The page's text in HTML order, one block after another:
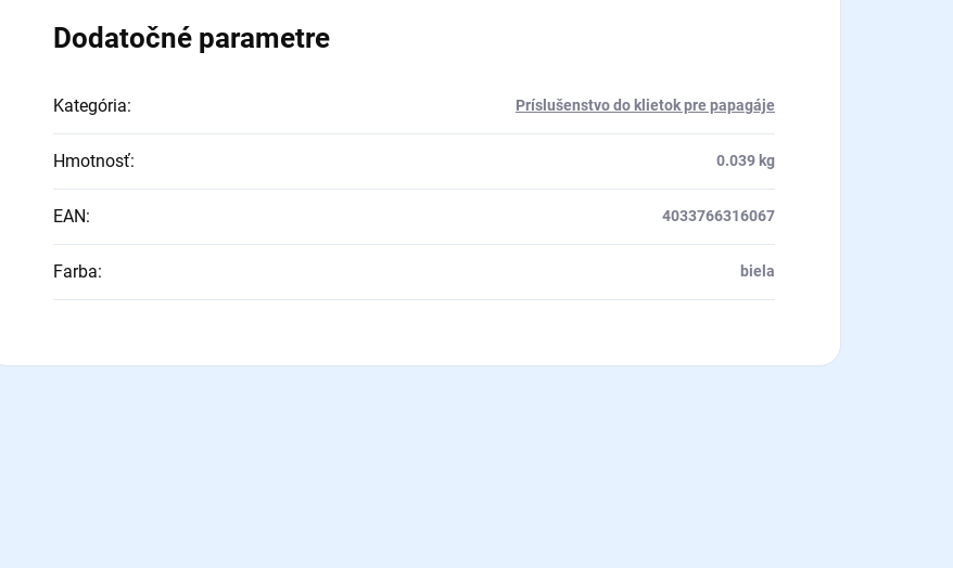
Dodatočné parametre
Kategória: Príslušenstvo do klietok pre papagáje
Hmotnosť: 0.039 kg
EAN: 4033766316067
Farba: biela